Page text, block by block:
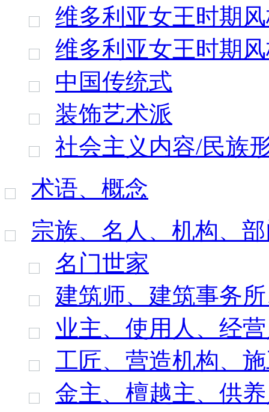
维多利亚女王时期
维多利亚女王时期
中国传统式
装饰艺术派
社会主义内容/民族
术语、概念
宗族、名人、机构、
名门世家
建筑师、建筑事务
业主、使用人、经
工匠、营造机构、
金主、檀越主、供